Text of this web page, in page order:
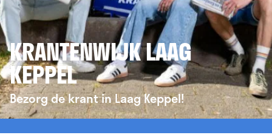
KRANTENWIJK LAAG
KEPPEL
Bezorg de krant in Laag Keppel!